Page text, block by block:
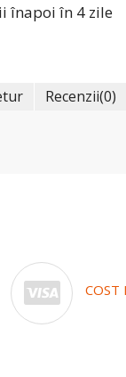
înapoi în 4 zile
Recenzii(0)
COST